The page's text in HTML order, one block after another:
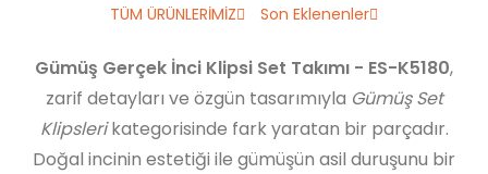
TÜM ÜRÜNLERİMİZ Son Eklenenler
Gümüş Gerçek İnci Klipsi Set Takımı - ES-K5180,
zarif detayları ve özgün tasarımıyla Gümüş Set
Klipslerikategorisinde fark yaratan bir parçadır.
Doğal incinin estetiği ile gümüşün asil duruşunu bir